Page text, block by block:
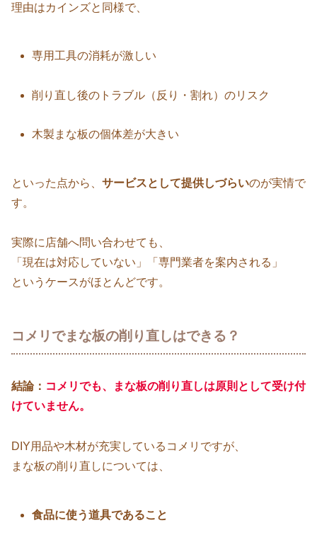
理由はカインズと同様で、
専用工具の消耗が激しい
削り直し後のトラブル（反り・割れ）のリスク
木製まな板の個体差が大きい
といった点から、 サービスとして提供しづらいのが実情で
す。
実際に店舗へ問い合わせても、
「現在は対応していない」「専門業者を案内される」
というケースがほとんどです。
コメリでまな板の削り直しはできる？
結論： コメリでも、まな板の削り直しは原則として受け付
けていません。
DIY用品や木材が充実しているコメリですが、
まな板の削り直しについては、
食品に使う道具であること